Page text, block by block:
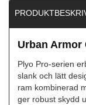
Urban Armor
Plyo Pro-serien
slank och lätt
ram kombinerad
ger robust skydd